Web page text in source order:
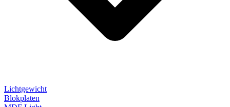
Lichtgewicht
Blokplaten